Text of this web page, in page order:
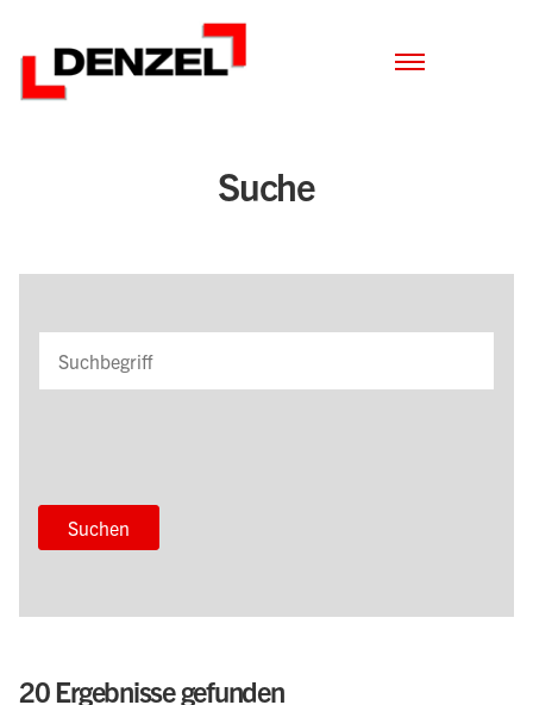
Inhalt
Suche
20 Ergebnisse gefunden